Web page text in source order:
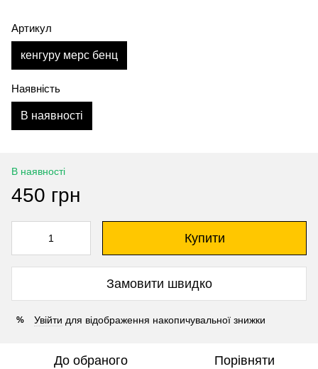
Артикул
кенгуру мерс бенц
Наявність
В наявності
В наявності
450 грн
Купити
Замовити швидко
% Увійти для відображення накопичувальної знижки
До обраного Порівняти